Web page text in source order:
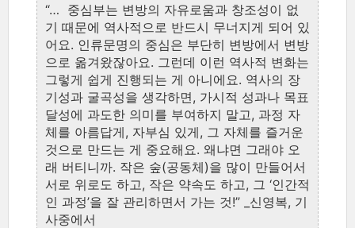
“… 중심부는 변방의 자유로움과 창조성이 없
기 때문에 역사적으로 반드시 무너지게 되어 있
어요. 인류문명의 중심은 부단히 변방에서 변방
으로 옮겨왔잖아요. 그런데 이런 역사적 변화는
그렇게 쉽게 진행되는 게 아니에요. 역사의 장
기성과 굴곡성을 생각하면, 가시적 성과나 목표
달성에 과도한 의미를 부여하지 말고, 과정 자
체를 아름답게, 자부심 있게, 그 자체를 즐거운
것으로 만드는 게 중요해요. 왜냐면 그래야 오
래 버티니까. 작은 숲(공동체)을 많이 만들어서
서로 위로도 하고, 작은 약속도 하고, 그 ‘인간적
인 과정’을 잘 관리하면서 가는 것!” _ 신영복, 기
사중에서